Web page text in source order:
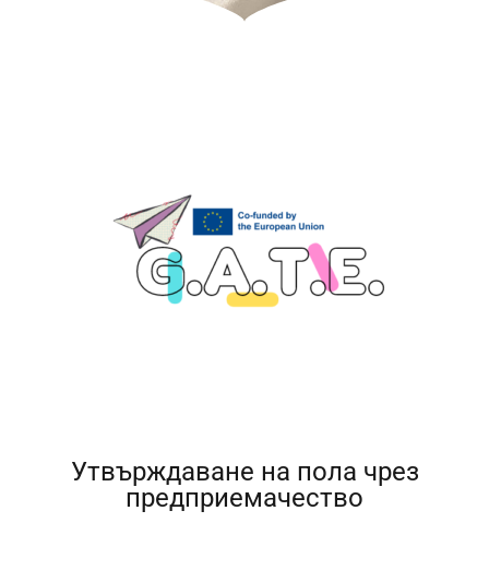
Утвърждаване на пола чрез
предприемачество